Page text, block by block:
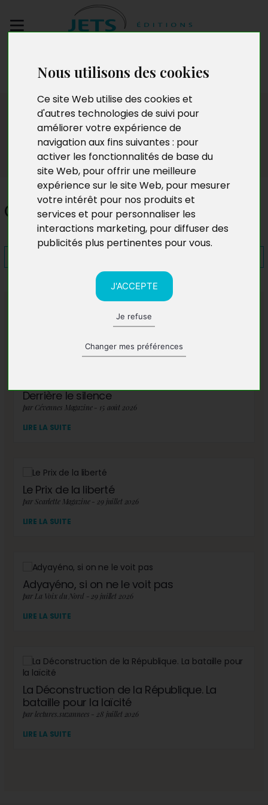
Nous utilisons des cookies
Ce site Web utilise des cookies et
d'autres technologies de suivi pour
améliorer votre expérience de
navigation aux fins suivantes : pour
activer les fonctionnalités de base du
site Web, pour offrir une meilleure
expérience sur le site Web, pour mesurer
votre intérêt pour nos produits et
services et pour personnaliser les
interactions marketing, pour diffuser des
publicités plus pertinentes pour vous.
J'ACCEPTE
Je refuse
Changer mes préférences
manuscrit
Presse
Colored
A lire également
Derrière le silence
par Cévennes Magazine - 15 août 2026
LIRE LA SUITE
Le Prix de la liberté
par Scarlette Magazine - 29 juillet 2026
LIRE LA SUITE
Adyayéno, si on ne le voit pas
par La Voix du Nord - 29 juillet 2026
LIRE LA SUITE
La Déconstruction de la République. La
bataille pour la laïcité
par lectures.suzannees - 28 juillet 2026
LIRE LA SUITE